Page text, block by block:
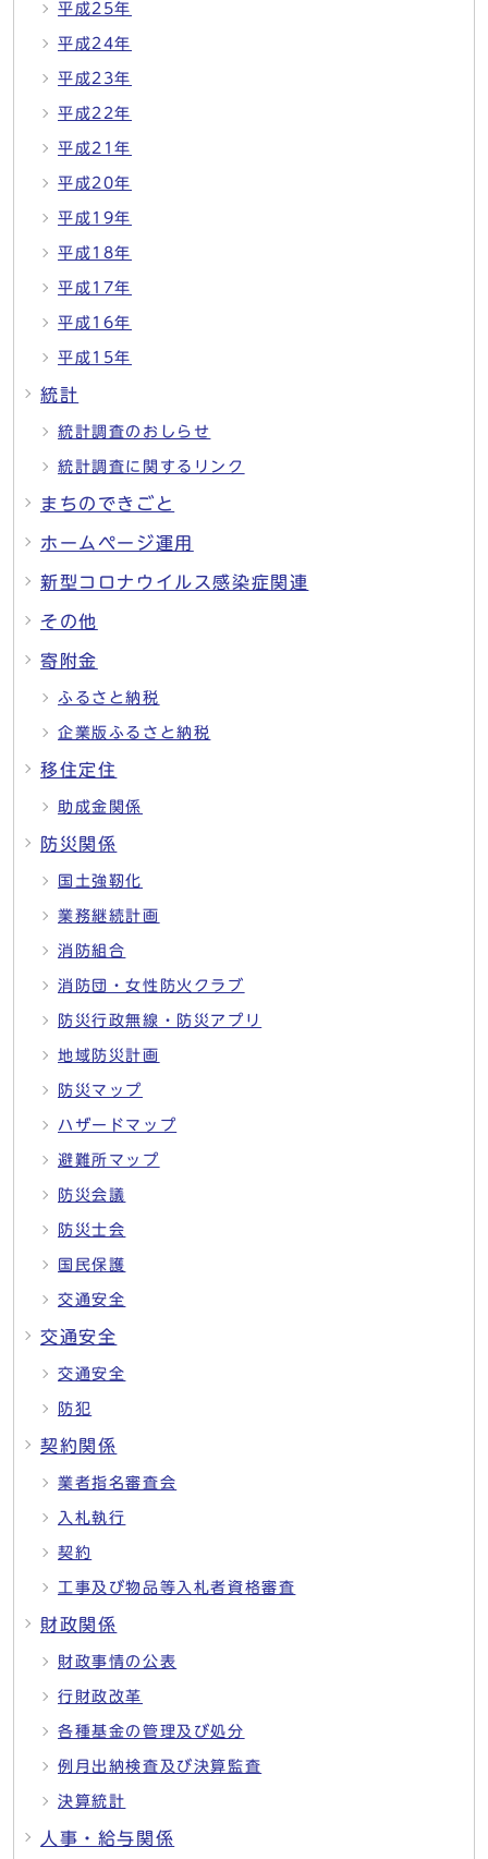
平成25年
平成24年
平成23年
平成22年
平成21年
平成20年
平成19年
平成18年
平成17年
平成16年
平成15年
統計
統計調査のおしらせ
統計調査に関するリンク
まちのできごと
ホームページ運用
新型コロナウイルス感染症関連
その他
寄附金
ふるさと納税
企業版ふるさと納税
移住定住
助成金関係
防災関係
国土強靭化
業務継続計画
消防組合
消防団・女性防火クラブ
防災行政無線・防災アプリ
地域防災計画
防災マップ
ハザードマップ
避難所マップ
防災会議
防災士会
国民保護
交通安全
交通安全
交通安全
防犯
契約関係
業者指名審査会
入札執行
契約
工事及び物品等入札者資格審査
財政関係
財政事情の公表
行財政改革
各種基金の管理及び処分
例月出納検査及び決算監査
決算統計
人事・給与関係